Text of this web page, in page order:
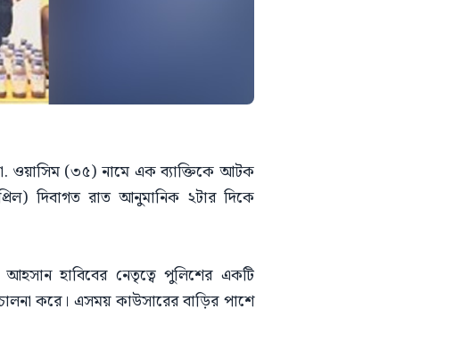
ওয়াসিম (৩৫) নামে এক ব্যাক্তিকে আটক
দিবাগত রাত আনুমানিক ২টার দিকে
হাবিবের নেতৃত্বে পুলিশের একটি
করে। এসময় কাউসারের বাড়ির পাশে